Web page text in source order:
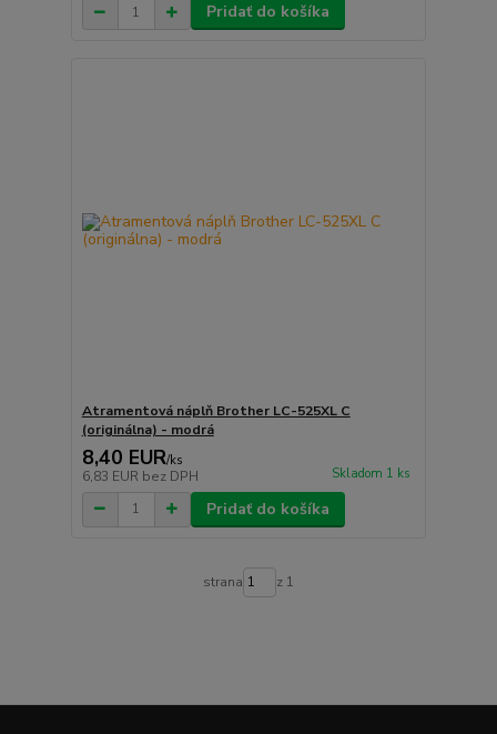
Pridať do košíka
Atramentová náplň Brother LC-525XL C
(originálna) - modrá
8,40 EUR/ks
6,83 EUR bez DPH Skladom 1 ks
Pridať do košíka
strana z 1